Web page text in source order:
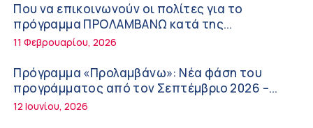
Πώς να προλάβετε και να αντιμετωπίσετε
τη διάρροια των ταξιδιωτών
Ευμενής Καραφυλλίδης (Metropolitan
General): Γιατί η διατροφή πρέπει να
καθοδηγείται από κλινικό διαιτολόγο;
Που να επικοινωνούν οι πολίτες για το
πρόγραμμα ΠΡΟΛΑΜΒΑΝΩ κατά της
παχυσαρκίας
11 Φεβρουαρίου, 2026
Πρόγραμμα «Προλαμβάνω»: Νέα φάση του
προγράμματος από τον Σεπτέμβριο 2026 –
Δωρεάν προληπτικές εξετάσεις έως το 2030
12 Ιουνίου, 2026